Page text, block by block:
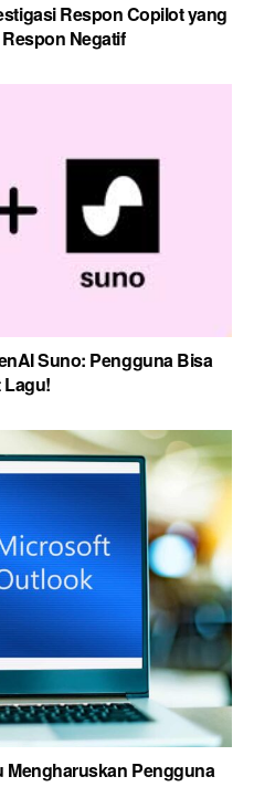
Respon Copilot yang
Negatif
Suno: Pengguna Bisa
Lagu!
Mengharuskan Pengguna